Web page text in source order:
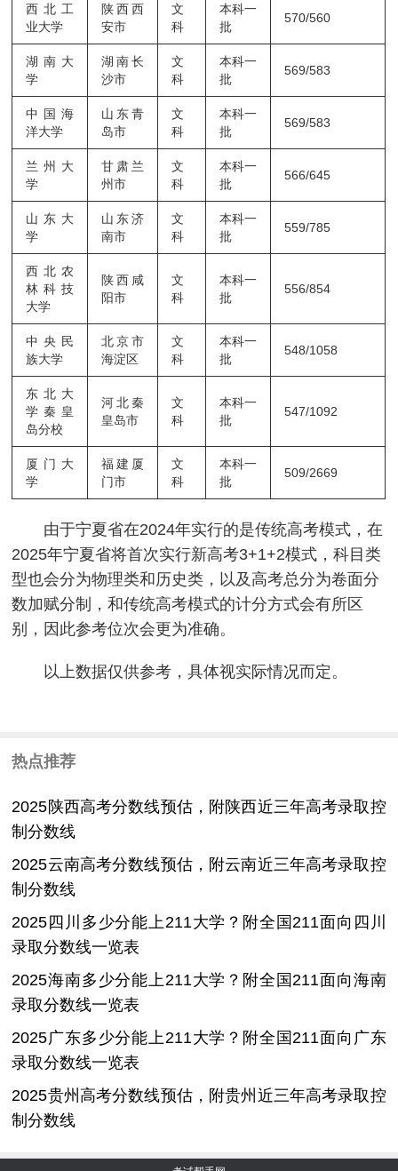
西北工
业大学
陕西西
安市
文
科
本科一
批
570/560
湖南大
学
湖南长
沙市
文
科
本科一
批
569/583
中国海
洋大学
山东青
岛市
文
科
本科一
批
569/583
兰州大
学
甘肃兰
州市
文
科
本科一
批
566/645
山东大
学
山东济
南市
文
科
本科一
批
559/785
西北农
林科技
大学
陕西咸
阳市
文
科
本科一
批
556/854
中央民
族大学
北京市
海淀区
文
科
本科一
批
548/1058
东北大
学秦皇
岛分校
河北秦
皇岛市
文
科
本科一
批
547/1092
厦门大
学
福建厦
门市
文
科
本科一
批
509/2669
由于宁夏省在2024年实行的是传统高考模式，在
2025年宁夏省将首次实行新高考3+1+2模式，科目类
型也会分为物理类和历史类，以及高考总分为卷面分
数加赋分制，和传统高考模式的计分方式会有所区
别，因此参考位次会更为准确。
以上数据仅供参考，具体视实际情况而定。
热点推荐
2025陕西高考分数线预估，附陕西近三年高考录取控
制分数线
2025云南高考分数线预估，附云南近三年高考录取控
制分数线
2025四川多少分能上211大学？附全国211面向四川
录取分数线一览表
2025海南多少分能上211大学？附全国211面向海南
录取分数线一览表
2025广东多少分能上211大学？附全国211面向广东
录取分数线一览表
2025贵州高考分数线预估，附贵州近三年高考录取控
制分数线